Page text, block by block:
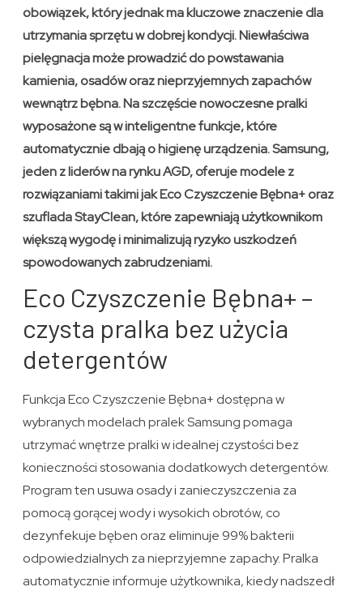
obowiązek, który jednak ma kluczowe znaczenie dla
utrzymania sprzętu w dobrej kondycji. Niewłaściwa
pielęgnacja może prowadzić do powstawania
kamienia, osadów oraz nieprzyjemnych zapachów
wewnątrz bębna. Na szczęście nowoczesne pralki
wyposażone są w inteligentne funkcje, które
automatycznie dbają o higienę urządzenia. Samsung,
jeden z liderów na rynku AGD, oferuje modele z
rozwiązaniami takimi jak Eco Czyszczenie Bębna+ oraz
szuflada StayClean, które zapewniają użytkownikom
większą wygodę i minimalizują ryzyko uszkodzeń
spowodowanych zabrudzeniami.
Eco Czyszczenie Bębna+ –
czysta pralka bez użycia
detergentów
Funkcja Eco Czyszczenie Bębna+ dostępna w
wybranych modelach pralek Samsung pomaga
utrzymać wnętrze pralki w idealnej czystości bez
konieczności stosowania dodatkowych detergentów.
Program ten usuwa osady i zanieczyszczenia za
pomocą gorącej wody i wysokich obrotów, co
dezynfekuje bęben oraz eliminuje 99% bakterii
odpowiedzialnych za nieprzyjemne zapachy. Pralka
automatycznie informuje użytkownika, kiedy nadszedł